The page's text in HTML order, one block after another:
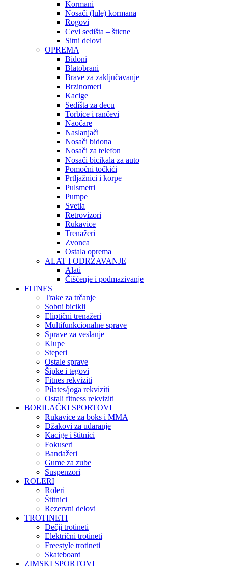
Kormani
Nosači (lule) kormana
Rogovi
Cevi sedišta – šticne
Sitni delovi
OPREMA
Bidoni
Blatobrani
Brave za zaključavanje
Brzinomeri
Kacige
Sedišta za decu
Torbice i rančevi
Naočare
Naslanjači
Nosači bidona
Nosači za telefon
Nosači bicikala za auto
Pomoćni točkići
Prtljažnici i korpe
Pulsmetri
Pumpe
Svetla
Retrovizori
Rukavice
Trenažeri
Zvonca
Ostala oprema
ALAT I ODRŽAVANJE
Alati
Čišćenje i podmazivanje
FITNES
Trake za trčanje
Sobni bicikli
Eliptični trenažeri
Multifunkcionalne sprave
Sprave za veslanje
Klupe
Steperi
Ostale sprave
Šipke i tegovi
Fitnes rekviziti
Pilates/joga rekviziti
Ostali fitness rekviziti
BORILAČKI SPORTOVI
Rukavice za boks i MMA
Džakovi za udaranje
Kacige i štitnici
Fokuseri
Bandažeri
Gume za zube
Suspenzori
ROLERI
Roleri
Štitnici
Rezervni delovi
TROTINETI
Dečji trotineti
Električni trotineti
Freestyle trotineti
Skateboard
ZIMSKI SPORTOVI